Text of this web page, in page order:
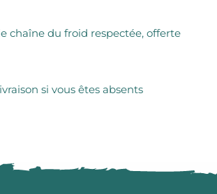
chaîne du froid respectée, offerte
si vous êtes absents